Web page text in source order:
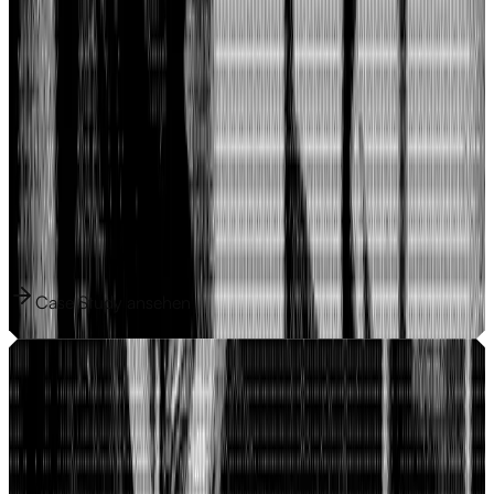
Anfrage-Strecke und einer SEO-Strategie, die auf eigenem
Content basiert statt auf Hoffnung.
Wie Domanh SFX in 3 Tagen zu einem
produktionsreifen Online-Portfolio kam
Tom Domanh ist SFX-Artist für Produktionen wie
HandOfBlood, RocketBeansTV und Olivia Jones — online war
von dieser Arbeit bisher nichts zu finden.
1.300/ Tag
Google-Impressionen
21
Produkte am ersten Tag
Case Study ansehen
Case Study ansehen
So skaliert Leipziger LWV mit eigener Infrastruktur
— 14 Tage live und schon messbar